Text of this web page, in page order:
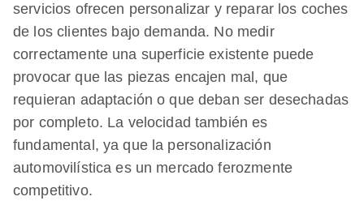
servicios ofrecen personalizar y reparar los coches
de los clientes bajo demanda. No medir
correctamente una superficie existente puede
provocar que las piezas encajen mal, que
requieran adaptación o que deban ser desechadas
por completo. La velocidad también es
fundamental, ya que la personalización
automovilística es un mercado ferozmente
competitivo.